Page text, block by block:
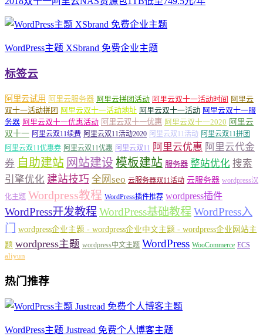
WordPress主题 XSbrand 免费企业主题
标签云
阿里云试用 阿里云服务器 阿里云拼团活动 阿里云双十一活动时间 阿里云
双十一活动拼团 阿里云双十一活动地址 阿里云双十一活动 阿里云双十一服
务器 阿里云双十一优惠活动 阿里云双十一优惠 阿里云双十一2020 阿里云
双十一 阿里云双11续费 阿里云双11活动2020 阿里云双11活动 阿里云双11拼团
阿里云双11优惠券 阿里云双11优惠 阿里云双11 阿里云优惠 阿里云代金
券 自助建站 网站建设 模板建站 服务器 整站优化 搜索
引擎优化 建站技巧 全网seo 云服务器双11活动 云服务器 wordpress汉
化主题 Wordpress教程 WordPress插件推荐 wordpress插件
WordPress开发教程WordPress基础教程WordPress入
门
wordpress企业主题 - wordpress企业中文主题 - wordpress企业网站主
题 wordpress主题 wordpress中文主题 WordPress WooCommerce ECS
aliyun
热门推荐
WordPress主题 Justread 免费个人博客主题